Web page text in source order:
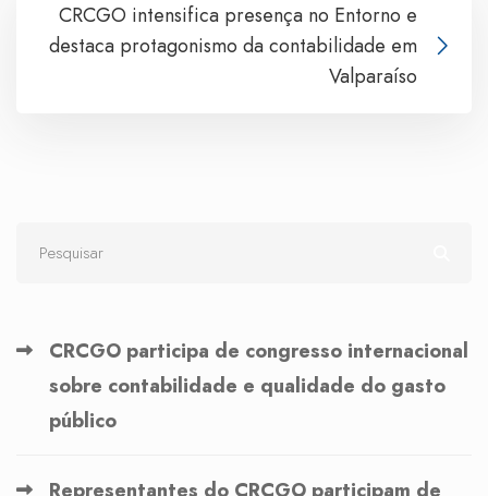
CRCGO intensifica presença no Entorno e
destaca protagonismo da contabilidade em
Valparaíso
CRCGO participa de congresso internacional
sobre contabilidade e qualidade do gasto
público